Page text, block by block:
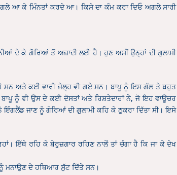
ਆ ਕੇ ਮਿੰਨਤਾਂ ਕਰਦੇ ਆ। ਕਿਸੇ ਦਾ ਕੰਮ ਕਰਾ ਦਿਓ ਅਗਲੇ ਸਾਰੀ
ਦੇ ਕੇ ਗੋਰਿਆਂ ਤੋਂ ਅਜ਼ਾਦੀ ਲਈ ਹੈ। ਹੁਣ ਅਸੀਂ ਉਨ੍ਹਾਂ ਦੀ ਗੁਲਾਮੀ
ਸਨ ਅਤੇ ਕਈ ਵਾਰੀ ਜੇਲ੍ਹ ਵੀ ਗਏ ਸਨ। ਬਾਪੂ ਨੂੰ ਇਸ ਗੱਲ ਤੇ ਬਹੁਤ
ਨੂੰ ਵੀ ਉਸ ਦੇ ਕਈ ਦੋਸਤਾਂ ਅਤੇ ਰਿਸ਼ਤੇਦਾਰਾਂ ਨੇ, ਜੋ ਇਹ ਵਾਊਚਰ
ਜਾਣ ਨੂੰ ਗੋਰਿਆਂ ਦੀ ਗੁਲਾਮੀ ਕਹਿ ਕੇ ਠੁਕਰਾ ਦਿੱਤਾ ਸੀ। ਇਸੇ
ਇੱਥੇ ਰਹਿ ਕੇ ਬੇਰੁਜ਼ਗਾਰ ਰਹਿਣ ਨਾਲੋਂ ਤਾਂ ਚੰਗਾ ਹੈ ਕਿ ਜਾ ਕੇ ਦੇਖ
ਮਨਾਉਣ ਦੇ ਹਥਿਆਰ ਸੁੱਟ ਦਿੱਤੇ ਸਨ।